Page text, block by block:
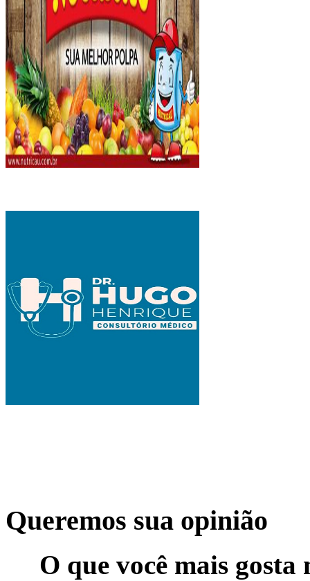
Queremos sua opinião
O que você mais